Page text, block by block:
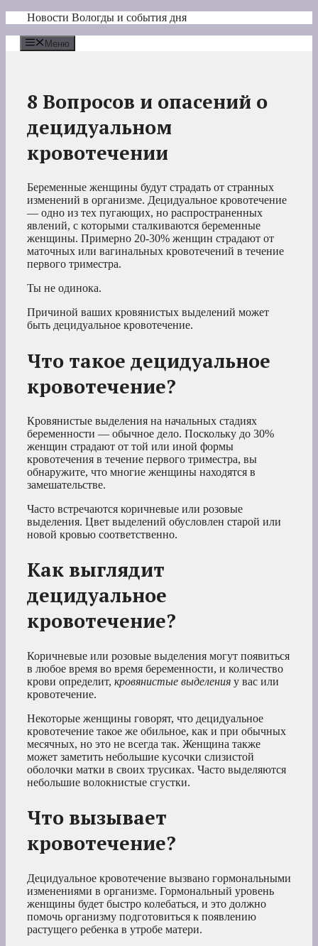
Перейти
содержимому
Новости Вологды и события дня
Меню
8 Вопросов и опасений о
децидуальном
кровотечении
Беременные женщины будут страдать от странных
изменений в организме. Децидуальное кровотечение
— одно из тех пугающих, но распространенных
явлений, с которыми сталкиваются беременные
женщины. Примерно 20-30% женщин страдают от
маточных или вагинальных кровотечений в течение
первого триместра.
Ты не одинока.
Причиной ваших кровянистых выделений может
быть децидуальное кровотечение.
Что такое децидуальное
кровотечение?
Кровянистые выделения на начальных стадиях
беременности — обычное дело. Поскольку до 30%
женщин страдают от той или иной формы
кровотечения в течение первого триместра, вы
обнаружите, что многие женщины находятся в
замешательстве.
Часто встречаются коричневые или розовые
выделения. Цвет выделений обусловлен старой или
новой кровью соответственно.
Как выглядит
децидуальное
кровотечение?
Коричневые или розовые выделения могут появиться
в любое время во время беременности, и количество
крови определит, кровянистые выделения у вас или
кровотечение.
Некоторые женщины говорят, что децидуальное
кровотечение такое же обильное, как и при обычных
месячных, но это не всегда так. Женщина также
может заметить небольшие кусочки слизистой
оболочки матки в своих трусиках. Часто выделяются
небольшие волокнистые сгустки.
Что вызывает
кровотечение?
Децидуальное кровотечение вызвано гормональными
изменениями в организме. Гормональный уровень
женщины будет быстро колебаться, и это должно
помочь организму подготовиться к появлению
растущего ребенка в утробе матери.